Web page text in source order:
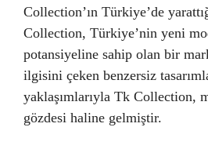
Collection’ın Türkiye’de
Collection, Türkiye’nin yeni
potansiyeline sahip olan bir
ilgisini çeken benzersiz
yaklaşımlarıyla Tk Collection,
gözdesi haline gelmiştir.